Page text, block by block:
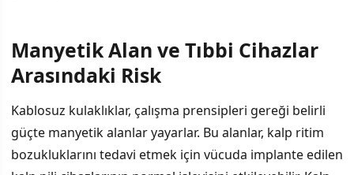
İÇINDEKILER
Güvenli Kullanım Tavsiyeleri
Manyetik Alan ve Tıbbi Cihazlar
Arasındaki Risk
Kablosuz kulaklıklar, çalışma prensipleri gereği belirli
güçte manyetik alanlar yayarlar. Bu alanlar, kalp ritim
bozukluklarını tedavi etmek için vücuda implante edilen